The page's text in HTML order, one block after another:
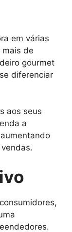
em várias
mais de
gourmet
diferenciar
aos seus
a